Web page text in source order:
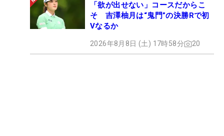
「欲が出せない」コースだからこ
そ 吉澤柚月は“鬼門”の決勝Rで初
Vなるか
2026年8月8日 (土) 17時58分 20